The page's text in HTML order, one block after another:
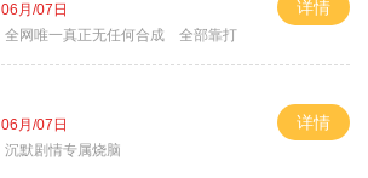
06月/07日
全网唯一真正无任何合成 全部靠打
详情
06月/07日
沉默剧情专属烧脑
详情